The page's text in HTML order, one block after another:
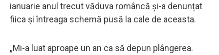
ianuarie anul trecut văduva româncă și-a denunțat
fiica și întreaga schemă pusă la cale de aceasta.
„Mi-a luat aproape un an ca să depun plângerea.